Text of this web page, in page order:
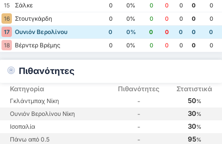
15
Σάλκε 0 0% 0 0 0 0
0
16
Στουτγκάρδη 0 0% 0 0 0 0
0
17
Ουνιόν Βερολίνου 0 0% 0 0 0 0
0
18
Βέρντερ Βρέμης 0 0% 0 0 0 0 0
Πιθανότητες
Κατηγορία Πιθανότητες Στατιστικά
Γκλάντμπαχ Νίκη - 50%
Ουνιόν Βερολίνου Νίκη - 30%
Ισοπαλία - 30%
Πάνω από 0.5 - 95%